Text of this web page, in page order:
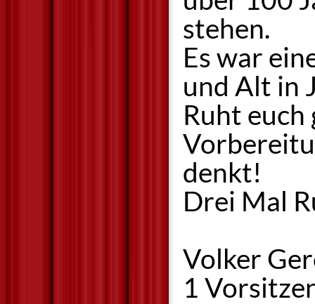
stehen.
Es war
und Alt in
Ruht euch
denkt!
Drei Mal
Volker
1